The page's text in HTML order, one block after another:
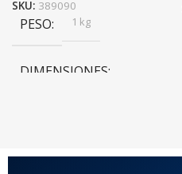
SKU: 389090
PESO 1 kg
DIMENSIONES